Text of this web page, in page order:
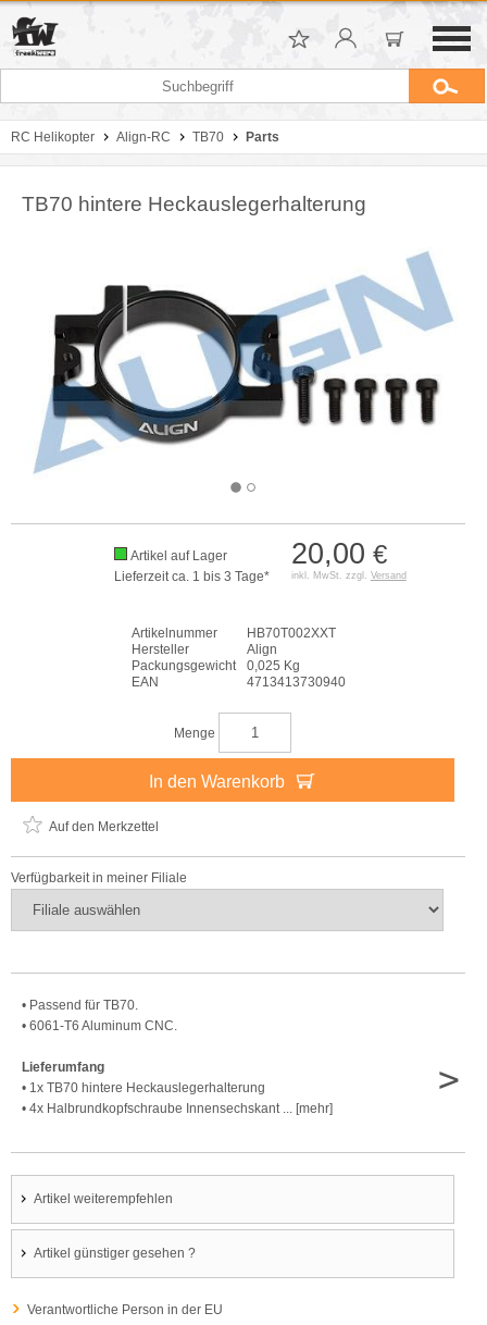
RC Helikopter Align-RC TB70 Parts
TB70 hintere Heckauslegerhalterung
20,00 €
inkl. MwSt. zzgl. Versand
Artikel auf Lager
Lieferzeit ca. 1 bis 3 Tage*
Artikelnummer
HB70T002XXT
Hersteller
Align
Packungsgewicht
0,025 Kg
EAN
4713413730940
Menge
In den Warenkorb
Auf den Merkzettel
Verfügbarkeit in meiner Filiale
• Passend für TB70.
• 6061-T6 Aluminum CNC.
Lieferumfang
• 1x TB70 hintere Heckauslegerhalterung
• 4x Halbrundkopfschraube Innensechskant ... [mehr]
>
Artikel weiterempfehlen
Artikel günstiger gesehen ?
Verantwortliche Person in der EU